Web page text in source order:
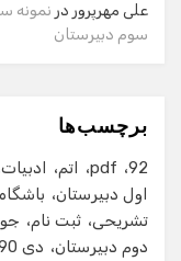
علی مهرپرور در نمونه
سوم دبیرستان
برچسب‌ها
92
pdf اتم ادبیات
اول دبیرستان
تشریحی ثبت نام
دوم دبیرستان
دی 1390
ایمیل